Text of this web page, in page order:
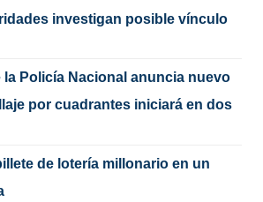
investigan posible vínculo
la Policía Nacional anuncia nuevo
por cuadrantes iniciará en dos
de lotería millonario en un